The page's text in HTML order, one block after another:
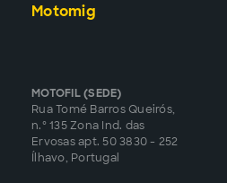
Motomig
MOTOFIL (SEDE)
Rua Tomé Barros Queirós,
n.º 135 Zona Ind. das
Ervosas apt. 50 3830 - 252
Ílhavo, Portugal